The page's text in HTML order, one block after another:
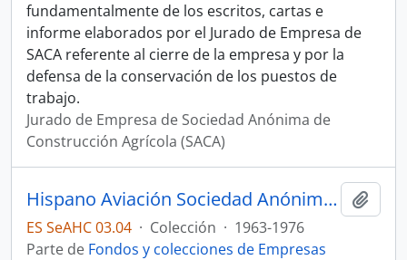
fundamentalmente de los escritos, cartas e
informe elaborados por el Jurado de Empresa de
SACA referente al cierre de la empresa y por la
defensa de la conservación de los puestos de
trabajo.
Jurado de Empresa de Sociedad Anónima de
Construcción Agrícola (SACA)
Hispano Aviación Sociedad Anónima (HASA)
ES SeAHC 03.04 · Colección · 1963-1976
Parte de Fondos y colecciones de Empresas